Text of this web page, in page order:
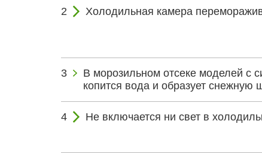
Холодильная камера
В морозильном отсеке моделей с
копится вода и образует снежную
Не включается ни свет в